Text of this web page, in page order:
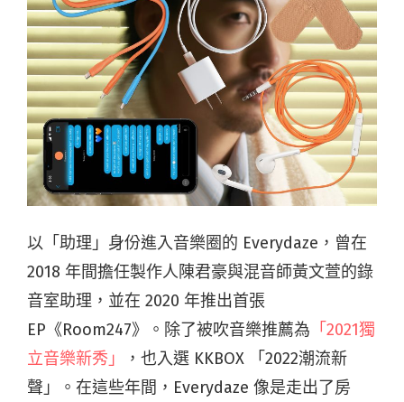
以「助理」身份進入音樂圈的 Everydaze ，曾在
2018 年間擔任製作人陳君豪與混音師黃文萱的錄
音室助理，並在 2020 年推出首張
EP《Room247》 。除了被吹音樂推薦為 「 2021獨
立音樂新秀」
，也入選 KKBOX 「2022潮流新
聲」。在這些年間， Everydaze 像是走出了房